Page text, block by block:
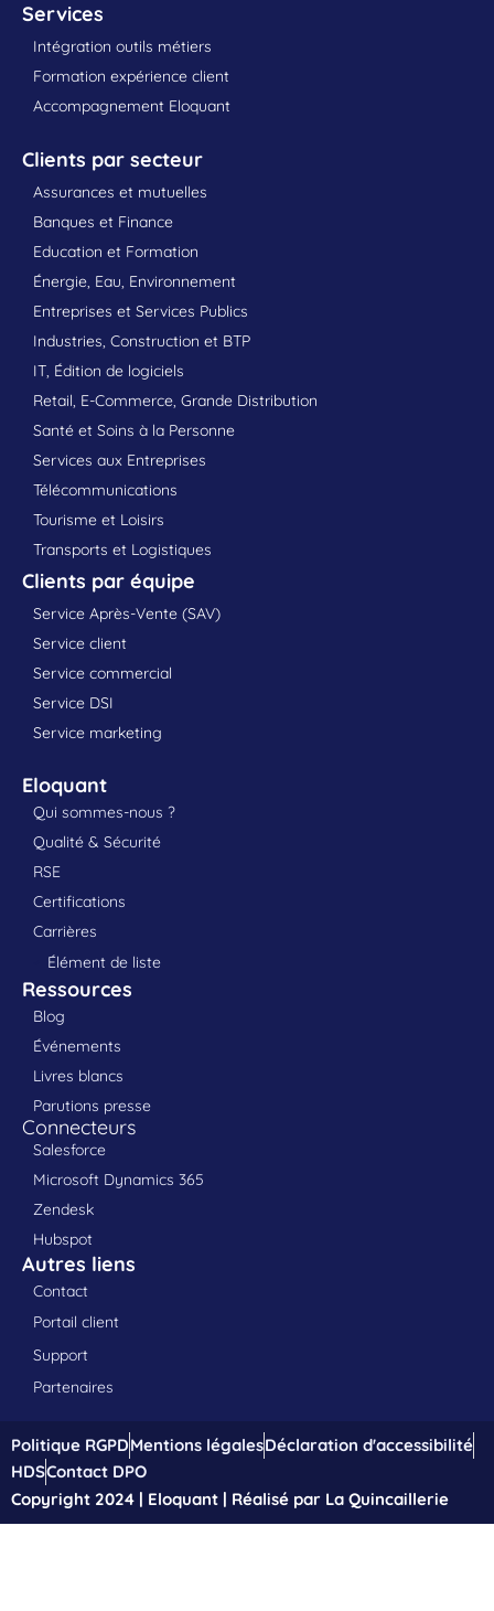
Services
Intégration outils métiers
Formation expérience client
Accompagnement Eloquant
Clients par secteur
Assurances et mutuelles
Banques et Finance
Education et Formation
Énergie, Eau, Environnement
Entreprises et Services Publics
Industries, Construction et BTP
IT, Édition de logiciels
Retail, E-Commerce, Grande Distribution
Santé et Soins à la Personne
Services aux Entreprises
Télécommunications
Tourisme et Loisirs
Transports et Logistiques
Clients par équipe
Service Après-Vente (SAV)
Service client
Service commercial
Service DSI
Service marketing
Eloquant
Qui sommes-nous ?
Qualité & Sécurité
RSE
Certifications
Carrières
Élément de liste
Ressources
Blog
Événements
Livres blancs
Parutions presse
Connecteurs
Salesforce
Microsoft Dynamics 365
Zendesk
Hubspot
Autres liens
Contact
Portail client
Support
Partenaires
Politique RGPDMentions légalesDéclaration d'accessibilité
HDSContact DPO
Copyright 2024 | Eloquant | Réalisé par La Quincaillerie